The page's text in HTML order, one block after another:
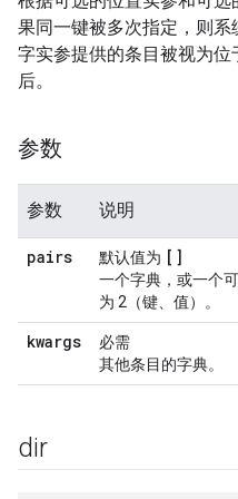
果同一键被多次指定，则
字实参提供的条目被视为
后。
参数
参数 说明
pairs 默认值为 []
一个字典，或一个
为 2（键、值）。
kwargs
必需
其他条目的字典。
dir